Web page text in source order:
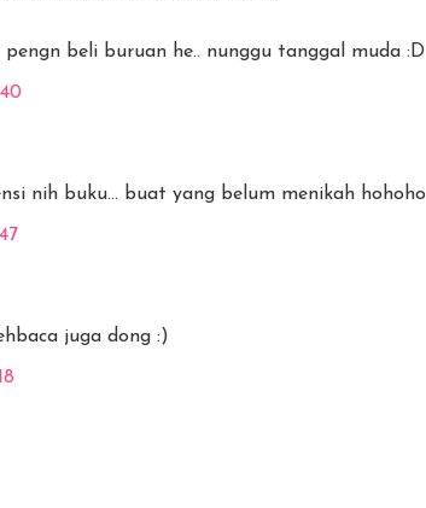
pengn beli buruan he.. nunggu tanggal muda :D
nih buku... buat yang belum menikah hohoho
juga dong :)